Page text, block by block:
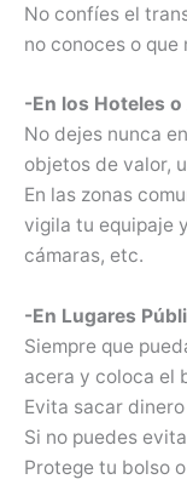
No confíes el
no conoces o
-En los Hoteles
No dejes nunca
objetos de valor,
En las zonas
vigila tu equipaje
cámaras, etc.
-En Lugares
Siempre que
acera y coloca el
Evita sacar
Si no puedes
Protege tu bolso